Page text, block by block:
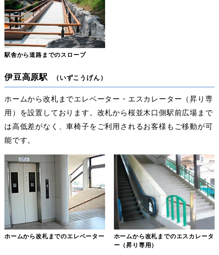
駅舎から道路までのスロープ
伊豆高原駅 （いずこうげん）
ホームから改札までエレベーター・エスカレーター（昇り専
用）を設置しております。改札から桜並木口側駅前広場まで
は高低差がなく、車椅子をご利用されるお客様もご移動が可
能です。
ホームから改札までのエレベーター
ホームから改札までのエスカレータ
ー （昇り専用）